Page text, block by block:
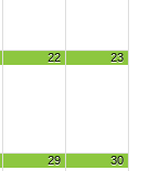
22 23
29 30